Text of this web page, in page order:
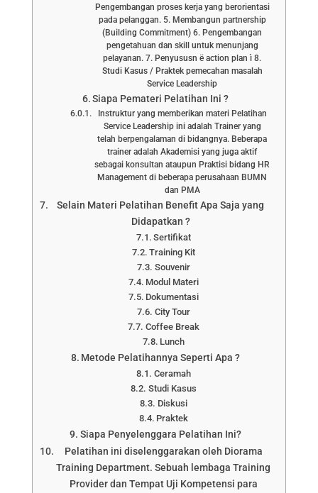
Pengembangan proses kerja yang berorientasi
pada pelanggan. 5. Membangun partnership
(Building Commitment) 6. Pengembangan
pengetahuan dan skill untuk menunjang
pelayanan. 7. Penyususn ë action plan ì 8.
Studi Kasus / Praktek pemecahan masalah
Service Leadership
Siapa Pemateri Pelatihan Ini ?
Instruktur yang memberikan materi Pelatihan
Service Leadership ini adalah Trainer yang
telah berpengalaman di bidangnya. Beberapa
trainer adalah Akademisi yang juga aktif
sebagai konsultan ataupun Praktisi bidang HR
Management di beberapa perusahaan BUMN
dan PMA
Selain Materi Pelatihan Benefit Apa Saja yang
Didapatkan ?
Sertifikat
Training Kit
Souvenir
Modul Materi
Dokumentasi
City Tour
Coffee Break
Lunch
Metode Pelatihannya Seperti Apa ?
Ceramah
Studi Kasus
Diskusi
Praktek
Siapa Penyelenggara Pelatihan Ini?
Pelatihan ini diselenggarakan oleh Diorama
Training Department. Sebuah lembaga Training
Provider dan Tempat Uji Kompetensi para